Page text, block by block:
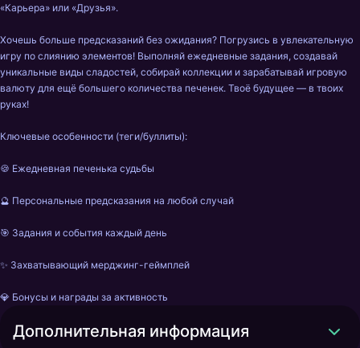
«Карьера» или «Друзья».
Хочешь больше предсказаний без ожидания? Погрузись в увлекательную
игру по слиянию элементов! Выполняй ежедневные задания, создавай
уникальные виды сладостей, собирай коллекции и зарабатывай игровую
валюту для ещё большего количества печенек. Твоё будущее — в твоих
руках!
Ключевые особенности (теги/буллиты):
🍪 Ежедневная печенька судьбы
🔮 Персональные предсказания на любой случай
🎯 Задания и события каждый день
✨ Захватывающий мерджинг-геймплей
💎 Бонусы и награды за активность
Дополнительная информация